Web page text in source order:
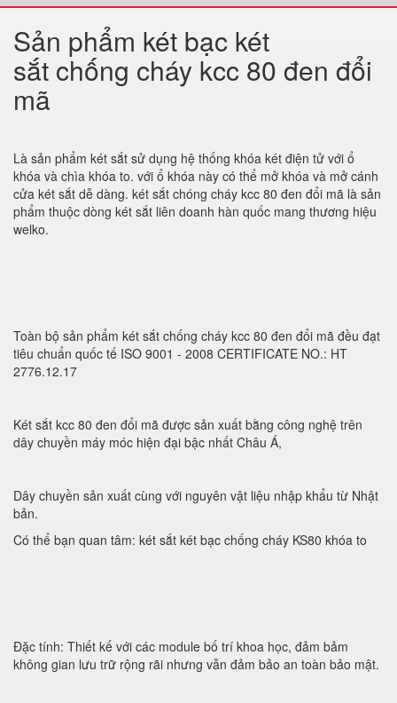
Sản phẩm két bạc két
sắt chống cháy kcc 80 đen đổi
mã
Là sản phẩm két sắt sử dụng hệ thống khóa két điện tử với ổ
khóa và chìa khóa to. với ổ khóa này có thể mở khóa và mở cánh
cửa két sắt dễ dàng. két sắt chóng cháy kcc 80 đen đổi mã là sản
phẩm thuộc dòng két sắt liên doanh hàn quốc mang thương hiệu
welko.
Toàn bộ sản phẩm két sắt chống cháy kcc 80 đen đổi mã đều đạt
tiêu chuẩn quốc tế ISO 9001 - 2008 CERTIFICATE NO.: HT
2776.12.17
Két sắt kcc 80 đen đổi mã được sản xuất bằng công nghệ trên
dây chuyền máy móc hiện đại bậc nhất Châu Á,
Dây chuyền sản xuất cùng với nguyên vật liệu nhập khẩu từ Nhật
bản.
Có thể bạn quan tâm: két sắt két bạc chống cháy KS80 khóa to
Đặc tính: Thiết kế với các module bố trí khoa học, đảm bảm
không gian lưu trữ rộng rãi nhưng vẫn đảm bảo an toàn bảo mật.